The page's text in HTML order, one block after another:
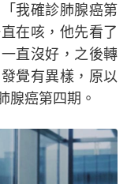
我確診肺腺癌第
在咳，他先看了
直沒好，之後轉
覺有異樣，原以
腺癌第四期。